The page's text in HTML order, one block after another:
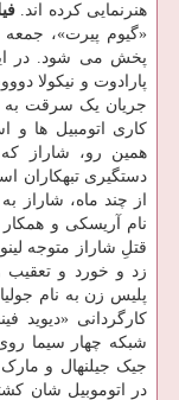
هنرنمایی کرده اند.
پخش می شود. در این
پارادوت و نیکولا
جریان یک سرقت به
کاری اتومبیل ها و
همین رو، شاراز
دستگیری تبهکاران
از چند ماه،
نام آریسکی و همکار
قتلِ شاراز متوجه
زد و خورد و تعقیب
پلیس زن به نام
شبکه چهار سیما
جیک جیلنهال و
در اتوموبیل شان